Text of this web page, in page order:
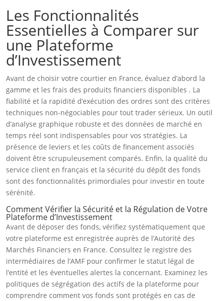
Les Fonctionnalités
Essentielles à Comparer sur
une Plateforme
d’Investissement
Avant de choisir votre courtier en France, évaluez d’abord la
gamme et les frais des produits financiers disponibles . La
fiabilité et la rapidité d’exécution des ordres sont des critères
techniques non-négociables pour tout trader sérieux. Un outil
d’analyse graphique robuste et des données de marché en
temps réel sont indispensables pour vos stratégies. La
présence de leviers et les coûts de financement associés
doivent être scrupuleusement comparés. Enfin, la qualité du
service client en français et la sécurité du dépôt des fonds
sont des fonctionnalités primordiales pour investir en toute
sérénité.
Comment Vérifier la Sécurité et la Régulation de Votre
Plateforme d’Investissement
Avant de déposer des fonds, vérifiez systématiquement que
votre plateforme est enregistrée auprès de l’Autorité des
Marchés Financiers en France. Consultez le registre des
intermédiaires de l’AMF pour confirmer le statut légal de
l’entité et les éventuelles alertes la concernant. Examinez les
politiques de ségrégation des actifs de la plateforme pour
comprendre comment vos fonds sont protégés en cas de